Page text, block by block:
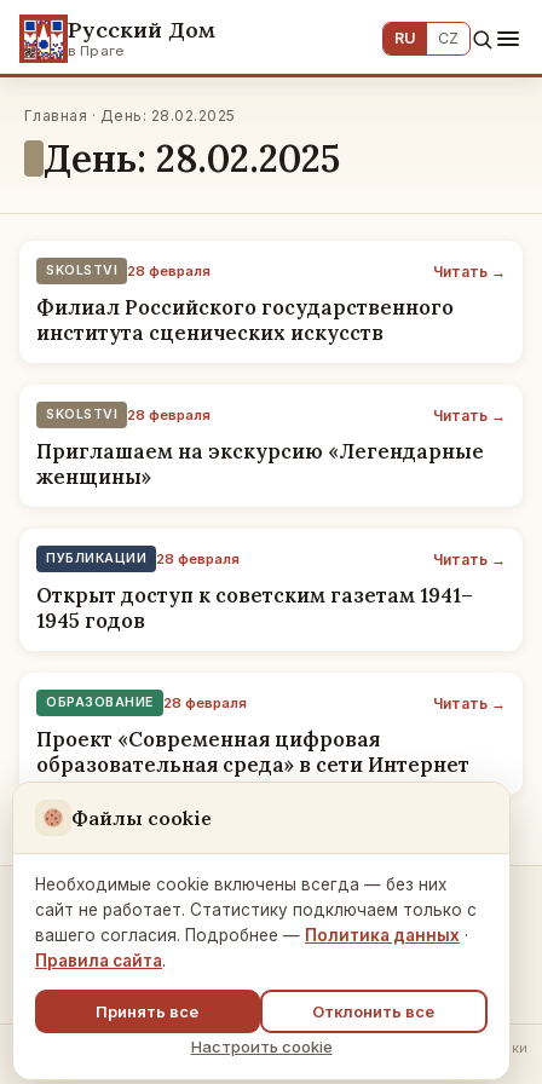
Русский Дом
в Праге
RU CZ
Главная · День: 28.02.2025
День: 28.02.2025
SKOLSTVI 28 февраля Читать →
Филиал Российского государственного
института сценических искусств
SKOLSTVI 28 февраля Читать →
Приглашаем на экскурсию «Легендарные
женщины»
ПУБЛИКАЦИИ 28 февраля Читать →
Открыт доступ к советским газетам 1941–
1945 годов
ОБРАЗОВАНИЕ 28 февраля Читать →
Проект «Современная цифровая
образовательная среда» в сети Интернет
Контакты и связь →
© 2026 Русский Дом в Праге ·Политика обработки данных
Настройки
Файлы cookie
Необходимые cookie включены всегда — без них
сайт не работает. Статистику подключаем только с
вашего согласия. Подробнее — Политика данных ·
Правила сайта.
Принять все
Отклонить все
Настроить cookie